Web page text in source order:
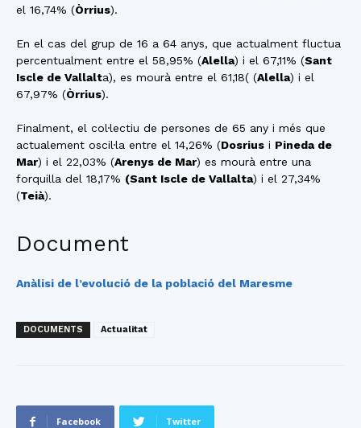
el 16,74% (Òrrius).
En el cas del grup de 16 a 64 anys, que actualment fluctua
percentualment entre el 58,95% (Alella) i el 67,11% (Sant
Iscle de Vallalta), es mourà entre el 61,18( (Alella) i el
67,97% (Òrrius).
Finalment, el col·lectiu de persones de 65 any i més que
actualement oscil·la entre el 14,26% (Dosrius i Pineda de
Mar) i el 22,03% (Arenys de Mar) es mourà entre una
forquilla del 18,17% (Sant Iscle de Vallalta) i el 27,34%
(Teià).
Document
Anàlisi de l’evolució de la població del Maresme
DOCUMENTS Actualitat
Facebook Twitter